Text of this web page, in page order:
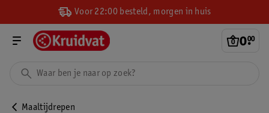
Voor 22:00 besteld, morgen in huis
0.
00
Maaltijdrepen